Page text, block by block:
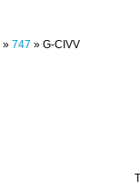
»747 » G-CIVV